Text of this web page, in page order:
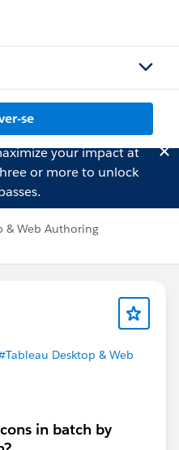
se
your impact at
or more to unlock
& Web Authoring
Desktop & Web
in batch by